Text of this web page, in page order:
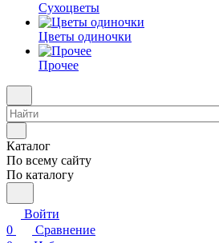
Сухоцветы
Цветы одиночки
Прочее
Каталог
По всему сайту
По каталогу
Войти
0
Сравнение